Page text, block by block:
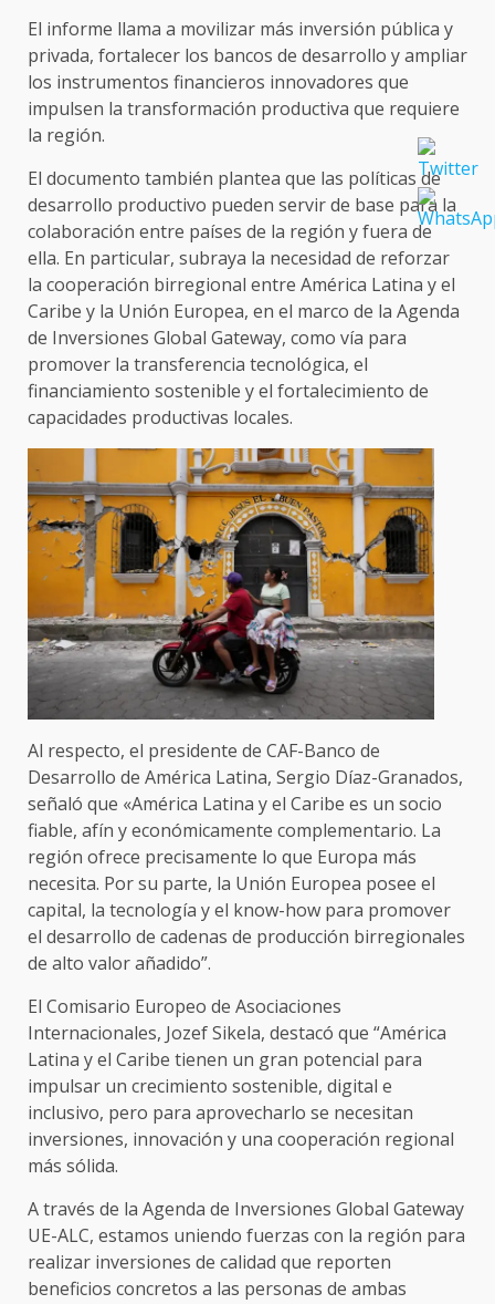
El informe llama a movilizar más inversión pública y
privada, fortalecer los bancos de desarrollo y ampliar
los instrumentos financieros innovadores que
impulsen la transformación productiva que requiere
la región.
El documento también plantea que las políticas de
desarrollo productivo pueden servir de base para la
colaboración entre países de la región y fuera de
ella. En particular, subraya la necesidad de reforzar
la cooperación birregional entre América Latina y el
Caribe y la Unión Europea, en el marco de la Agenda
de Inversiones Global Gateway, como vía para
promover la transferencia tecnológica, el
financiamiento sostenible y el fortalecimiento de
capacidades productivas locales.
Al respecto, el presidente de CAF-Banco de
Desarrollo de América Latina, Sergio Díaz-Granados,
señaló que «América Latina y el Caribe es un socio
fiable, afín y económicamente complementario. La
región ofrece precisamente lo que Europa más
necesita. Por su parte, la Unión Europea posee el
capital, la tecnología y el know-how para promover
el desarrollo de cadenas de producción birregionales
de alto valor añadido”.
El Comisario Europeo de Asociaciones
Internacionales, Jozef Sikela, destacó que “América
Latina y el Caribe tienen un gran potencial para
impulsar un crecimiento sostenible, digital e
inclusivo, pero para aprovecharlo se necesitan
inversiones, innovación y una cooperación regional
más sólida.
A través de la Agenda de Inversiones Global Gateway
UE-ALC, estamos uniendo fuerzas con la región para
realizar inversiones de calidad que reporten
beneficios concretos a las personas de ambas